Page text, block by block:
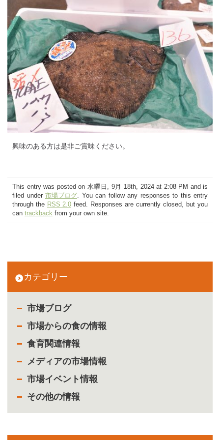
カテゴリー
市場ブログ
市場からの食の情報
食育関連情報
メディアの市場情報
市場イベント情報
その他の情報
興味のある方は是非ご賞味ください。
This entry was posted on 水曜日, 9月 18th, 2024 at 2:08 PM and is
filed under 市場ブログ. You can follow any responses to this entry
through the RSS 2.0 feed. Responses are currently closed, but you
can trackback from your own site.